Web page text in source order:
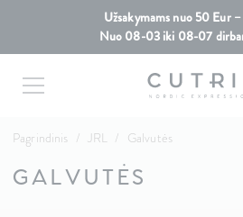
Užsakymams nuo 50 Eur
Nuo 08-03 iki 08-07
Pagrindinis / JRL / Galvutės
GALVUTĖS